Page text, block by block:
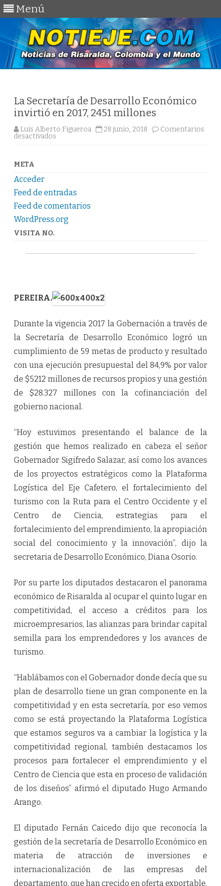
Menú
La Secretaría de Desarrollo Económico
invirtió en 2017, 2451 millones
Luis Alberto Figueroa 28 junio, 2018
Comentarios
desactivados
2017,
2451
millones
META
Acceder
Feed de entradas
Feed de comentarios
WordPress.org
VISITA NO.
PEREIRA.
Durante la vigencia 2017 la Gobernación a través de
la Secretaría de Desarrollo Económico logró un
cumplimiento de 59 metas de producto y resultado
con una ejecución presupuestal del 84,9% por valor
de $5212 millones de recursos propios y una gestión
de $28.327 millones con la cofinanciación del
gobierno nacional.
“Hoy estuvimos presentando el balance de la
gestión que hemos realizado en cabeza el señor
Gobernador Sigifredo Salazar, así como los avances
de los proyectos estratégicos como la Plataforma
Logística del Eje Cafetero, el fortalecimiento del
turismo con la Ruta para el Centro Occidente y el
Centro de Ciencia, estrategias para el
fortalecimiento del emprendimiento, la apropiación
social del conocimiento y la innovación”, dijo la
secretaria de Desarrollo Económico, Diana Osorio.
Por su parte los diputados destacaron el panorama
económico de Risaralda al ocupar el quinto lugar en
competitividad, el acceso a créditos para los
microempresarios, las alianzas para brindar capital
semilla para los emprendedores y los avances de
turismo.
“Hablábamos con el Gobernador donde decía que su
plan de desarrollo tiene un gran componente en la
competitividad y en esta secretaría, por eso vemos
como se está proyectando la Plataforma Logística
que estamos seguros va a cambiar la logística y la
competitividad regional, también destacamos los
procesos para fortalecer el emprendimiento y el
Centro de Ciencia que esta en proceso de validación
de los diseños” afirmó el diputado Hugo Armando
Arango.
El diputado Fernán Caicedo dijo que reconocía la
gestión de la secretaría de Desarrollo Económico en
materia de atracción de inversiones e
internacionalización de las empresas del
departamento, que han crecido en oferta exportable.